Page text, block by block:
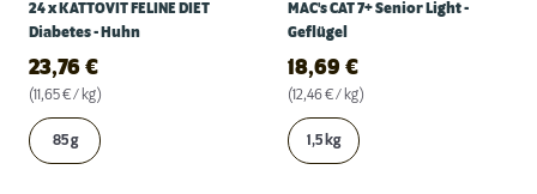
24 x KATTOVIT FELINE DIET
Diabetes - Huhn
23,76 €
(11,65 € / kg)
85 g
MAC's CAT 7+ Senior Light -
Geflügel
18,69 €
(12,46 € / kg)
1,5 kg